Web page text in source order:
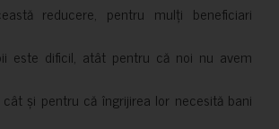
reducere, pentru mulți beneficiari
este dificil, atât pentru că noi nu avem
și pentru că îngrijirea lor necesită bani